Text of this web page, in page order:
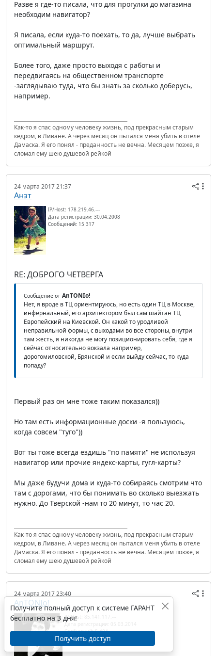
Разве я где-то писала, что для прогулки до магазина
необходим навигатор?
Я писала, если куда-то поехать, то да, лучше выбрать
оптимальный маршрут.
Более того, даже просто выходя с работы и
передвигаясь на общественном транспорте
-заглядываю туда, что бы знать за сколько доберусь,
например.
Как-то я спас одному человеку жизнь, под прекрасным старым
кедром, в Ливане. А через месяц он пытался меня убить в отеле
Дамаска. Я его понял - преданность не вечна. Месяцем позже, я
сломал ему шею душевой рейкой
24 марта 2017 21:37
Анэт
IP/Host: 178.219.46.---
Дата регистрации: 30.04.2008
Сообщений: 15 317
RE: ДОБРОГО ЧЕТВЕРГА
Сообщение от AnTONIo!
Нет, я вроде в ТЦ ориентируюсь, но есть один ТЦ в Москве,
инфернальный, его архитектором был сам шайтан ТЦ
Европейский на Киевской. Он какой то уродливой
неправильной формы, с выходами во все стороны, внутри
там жесть, я никогда не могу позиционировать себя, где я
сейчас относительно вокзала например,
дорогомиловской, Брянской и если выйду сейчас, то куда
попаду?
Первый раз он мне тоже таким показался))
Но там есть информационные доски -я пользуюсь,
когда совсем "туго"))
Вот ты тоже всегда ездишь "по памяти" не используя
навигатор или прочие яндекс-карты, гугл-карты?
Мы даже будучи дома и куда-то собираясь смотрим что
там с дорогами, что бы понимать во сколько выезжать
нужно. До Тверской -нам то 20 минут, то час 20.
Как-то я спас одному человеку жизнь, под прекрасным старым
кедром, в Ливане. А через месяц он пытался меня убить в отеле
Дамаска. Я его понял - преданность не вечна. Месяцем позже, я
сломал ему шею душевой рейкой
24 марта 2017 23:40
AnTONIo!
IP/Host: 85.141.117.---
Дата регистрации: 05.03.2014
Сообщений: 5 484
Получите полный доступ к системе ГАРАНТ
бесплатно на 3 дня!
Получить доступ